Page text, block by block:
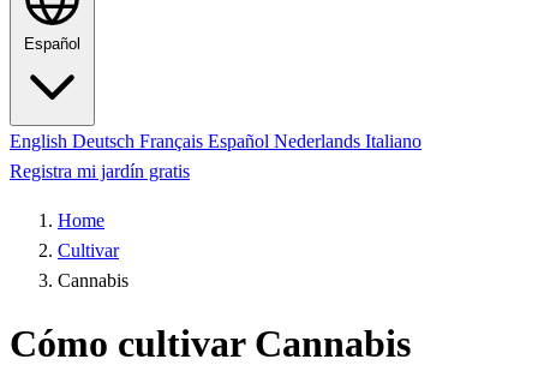
Español
English Deutsch Français Español Nederlands Italiano
Registra mi jardín gratis
Home
Cultivar
Cannabis
Cómo cultivar Cannabis